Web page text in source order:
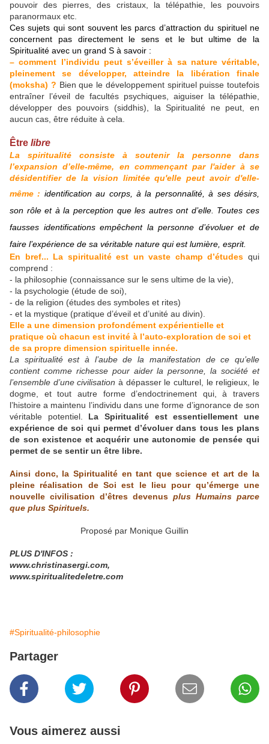
pouvoir des pierres, des cristaux, la télépathie, les pouvoirs
paranormaux etc.
Ces sujets qui sont souvent les parcs d’attraction du spirituel ne
concernent pas directement le sens et le but ultime de la
Spiritualité avec un grand S à savoir :
– comment l’individu peut s’éveiller à sa nature véritable,
pleinement se développer, atteindre la libération finale
(moksha) ? Bien que le développement spirituel puisse toutefois
entraîner l’éveil de facultés psychiques, aiguiser la télépathie,
développer des pouvoirs (siddhis), la Spiritualité ne peut, en
aucun cas, être réduite à cela.
Être libre
La spiritualité consiste à soutenir la personne dans
l’expansion d’elle-même, en commençant par l'aider à se
désidentifier de la vision limitée qu'elle peut avoir d'elle-
même : identification au corps, à la personnalité, à ses désirs,
son rôle et à la perception que les autres ont d’elle. Toutes ces
fausses identifications empêchent la personne d’évoluer et de
faire l’expérience de sa véritable nature qui est lumière, esprit.
En bref... La spiritualité est un vaste champ d’études qui
comprend :
- la philosophie (connaissance sur le sens ultime de la vie),
- la psychologie (étude de soi),
- de la religion (études des symboles et rites)
- et la mystique (pratique d’éveil et d’unité au divin).
Elle a une dimension profondément expérientielle et
pratique où chacun est invité à l’auto-exploration de soi et
de sa propre dimension spirituelle innée.
La spiritualité est à l’aube de la manifestation de ce qu’elle
contient comme richesse pour aider la personne, la société et
l’ensemble d’une civilisation à dépasser le culturel, le religieux, le
dogme, et tout autre forme d’endoctrinement qui, à travers
l’histoire a maintenu l’individu dans une forme d’ignorance de son
véritable potentiel. La Spiritualité est essentiellement une
expérience de soi qui permet d’évoluer dans tous les plans
de son existence et acquérir une autonomie de pensée qui
permet de se sentir un être libre.
Ainsi donc, la Spiritualité en tant que science et art de la
pleine réalisation de Soi est le lieu pour qu’émerge une
nouvelle civilisation d’êtres devenus plus Humains parce
que plus Spirituels.
Proposé par Monique Guillin
PLUS D'INFOS :
www.christinasergi.com,
www.spiritualitedeletre.com
#Spiritualité-philosophie
Partager
Vous aimerez aussi